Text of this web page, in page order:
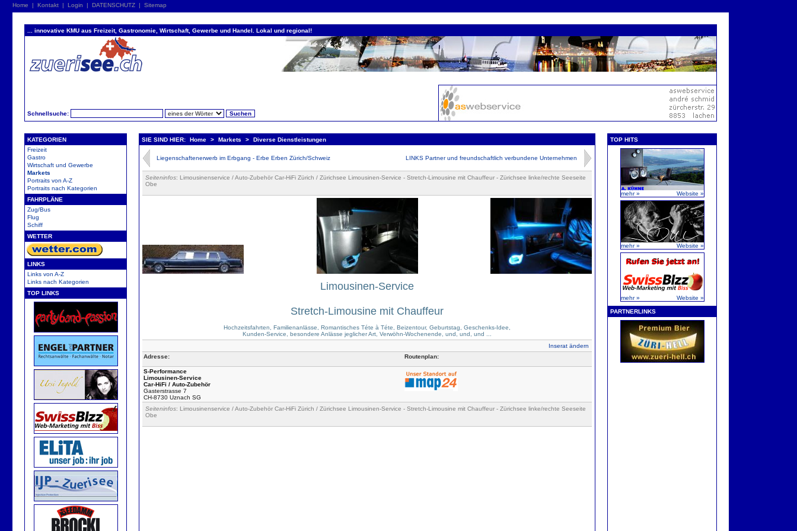
Home | Kontakt | Login | DATENSCHUTZ | Sitemap
... innovative KMU aus Freizeit, Gastronomie, Wirtschaft, Gewerbe und Handel. Lokal und regional!
Schnellsuche:
KATEGORIEN
Freizeit
Gastro
Wirtschaft und Gewerbe
Markets
Portraits von A-Z
Portraits nach Kategorien
FAHRPLÄNE
Zug/Bus
Flug
Schiff
WETTER
LINKS
Links von A-Z
Links nach Kategorien
TOP LINKS
SIE SIND HIER: Home > Markets > Diverse Dienstleistungen
Liegenschaftenerwerb im Erbgang - Erbe Erben Zürich/Schweiz LINKS Partner und freundschaftlich verbundene Unternehmen
Seiteninfos: Limousinenservice / Auto-Zubehör Car-HiFi Zürich / Zürichsee Limousinen-Service - Stretch-Limousine mit Chauffeur - Zürichsee linke/rechte Seeseite
Obe
Limousinen-Service
Stretch-Limousine mit Chauffeur
Hochzeitsfahrten, Familienanlässe, Romantisches Téte à Téte, Beizentour, Geburtstag, Geschenks-Idee,
Kunden-Service, besondere Anlässe jeglicher Art, Verwöhn-Wochenende, und, und, und ...
Inserat ändern
Adresse:
Routenplan:
S-Performance
Limousinen-Service
Car-HiFi / Auto-Zubehör
Gasterstrasse 7
CH-8730 Uznach SG
Seiteninfos: Limousinenservice / Auto-Zubehör Car-HiFi Zürich / Zürichsee Limousinen-Service - Stretch-Limousine mit Chauffeur - Zürichsee linke/rechte Seeseite
Obe
TOP HITS
mehr » Website »
mehr » Website »
mehr » Website »
PARTNERLINKS